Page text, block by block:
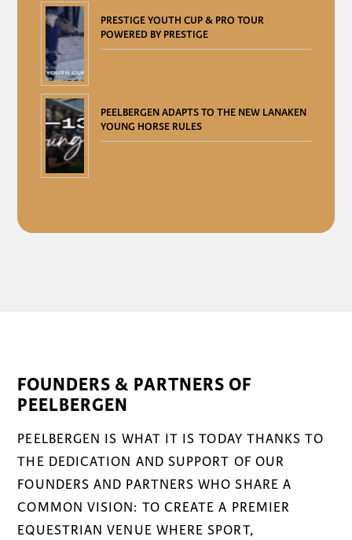
PRESTIGE YOUTH CUP & PRO TOUR
POWERED BY PRESTIGE
PEELBERGEN ADAPTS TO THE NEW LANAKEN
YOUNG HORSE RULES
FOUNDERS & PARTNERS OF
PEELBERGEN
PEELBERGEN IS WHAT IT IS TODAY THANKS TO
THE DEDICATION AND SUPPORT OF OUR
FOUNDERS AND PARTNERS WHO SHARE A
COMMON VISION: TO CREATE A PREMIER
EQUESTRIAN VENUE WHERE SPORT,